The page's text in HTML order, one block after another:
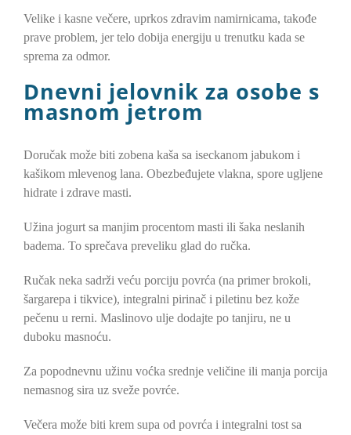
Velike i kasne večere, uprkos zdravim namirnicama, takođe
prave problem, jer telo dobija energiju u trenutku kada se
sprema za odmor.
Dnevni jelovnik za osobe s
masnom jetrom
Doručak može biti zobena kaša sa iseckanom jabukom i
kašikom mlevenog lana. Obezbeđujete vlakna, spore ugljene
hidrate i zdrave masti.
Užina jogurt sa manjim procentom masti ili šaka neslanih
badema. To sprečava preveliku glad do ručka.
Ručak neka sadrži veću porciju povrća (na primer brokoli,
šargarepa i tikvice), integralni pirinač i piletinu bez kože
pečenu u rerni. Maslinovo ulje dodajte po tanjiru, ne u
duboku masnoću.
Za popodnevnu užinu voćka srednje veličine ili manja porcija
nemasnog sira uz sveže povrće.
Večera može biti krem supa od povrća i integralni tost sa